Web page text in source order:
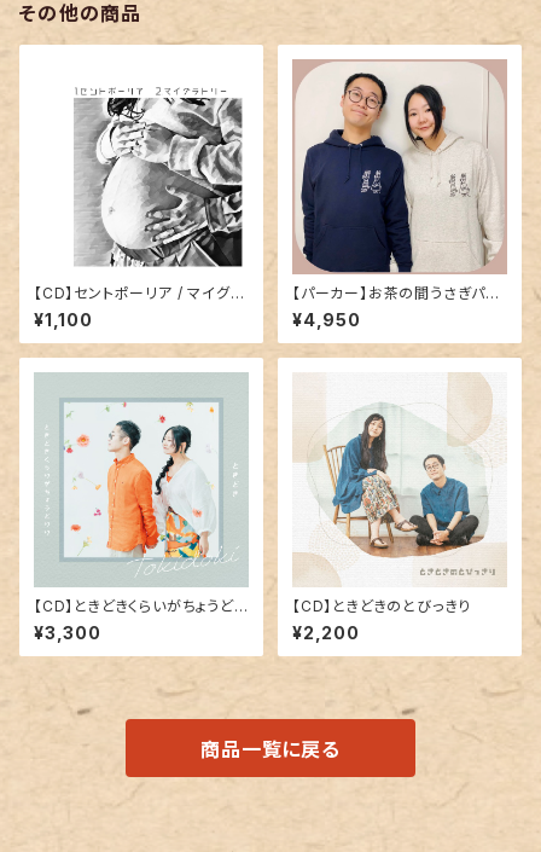
その他の商品
【CD】セントポーリア / マイグラ
トリー
¥1,100
【パーカー】お茶の間うさぎパー
カー
¥4,950
【CD】ときどきくらいがちょうどい
い
¥3,300
【CD】ときどきのとびっきり
¥2,200
商品一覧に戻る